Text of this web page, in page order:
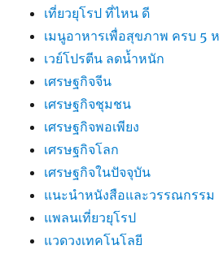
เที่ยวยุโรป ที่ไหน ดี
เมนูอาหารเพื่อสุขภาพ ครบ 5
เวย์โปรตีน ลดน้ำหนัก
เศรษฐกิจจีน
เศรษฐกิจชุมชน
เศรษฐกิจพอเพียง
เศรษฐกิจโลก
เศรษฐกิจในปัจจุบัน
แนะนำหนังสือและวรรณกรรม
แพลนเที่ยวยุโรป
แวดวงเทคโนโลยี